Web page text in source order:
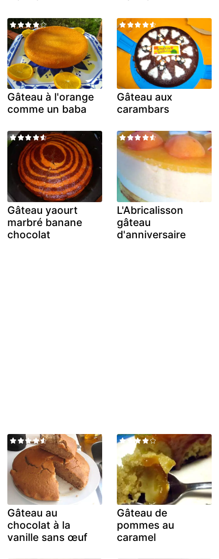
Gâteau à l'orange
comme un baba
Gâteau aux
carambars
Gâteau yaourt
marbré banane
chocolat
L'Abricalisson
gâteau
d'anniversaire
Gâteau au
chocolat à la
vanille sans œuf
Gâteau de
pommes au
caramel